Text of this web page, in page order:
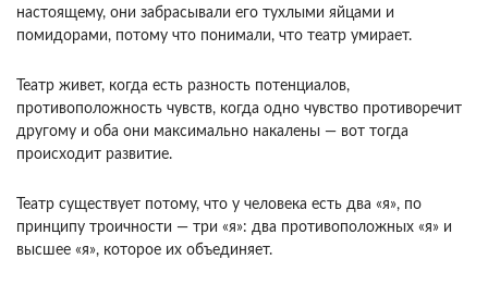
настоящему, они забрасывали его тухлыми яйцами и
помидорами, потому что понимали, что театр умирает.
Театр живет, когда есть разность потенциалов,
противоположность чувств, когда одно чувство противоречит
другому и оба они максимально накалены — вот тогда
происходит развитие.
Театр существует потому, что у человека есть два «я», по
принципу троичности — три «я»: два противоположных «я» и
высшее «я», которое их объединяет.